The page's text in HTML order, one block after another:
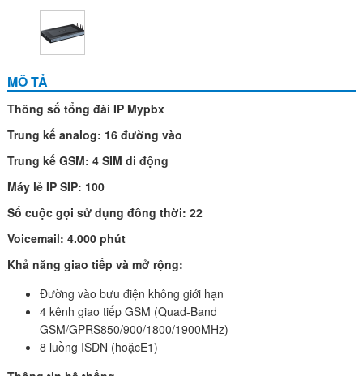
MÔ TẢ
Thông số tổng đài IP Mypbx
Trung kế analog: 16 đường vào
Trung kế GSM: 4 SIM di động
Máy lẻ IP SIP: 100
Số cuộc gọi sử dụng đồng thời: 22
Voicemail: 4.000 phút
Khả năng giao tiếp và mở rộng:
Đường vào bưu điện không giới hạn
4 kênh giao tiếp GSM (Quad-Band
GSM/GPRS850/900/1800/1900MHz)
8 luồng ISDN (hoặcE1)